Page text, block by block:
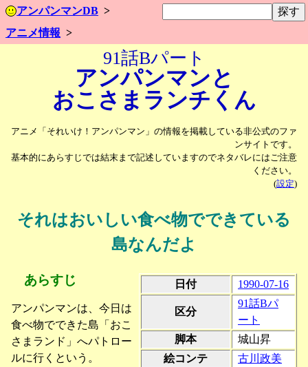
アンパンマンDB
アニメ情報
91話Bパート
アンパンマンと
おこさま ランチくん
アニメ「それいけ！アンパンマン」の情報を掲載している非公式のファ
ンサイトです。
基本的にあらすじでは結末まで記述していますのでネタバレにはご注意
ください。
(設定)
それはおいしい食べ物でできている
島なんだよ
日付 1990-07-16
区分
91話Bパ
ート
脚本
城山昇
絵コンテ
古川政美
あらすじ
アンパンマンは、今日は
食べ物でできた島「おこ
さまランド」へパトロー
ルに行くという。